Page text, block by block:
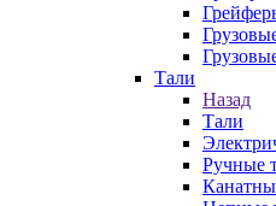
Тали
Назад
Тали
Ручные